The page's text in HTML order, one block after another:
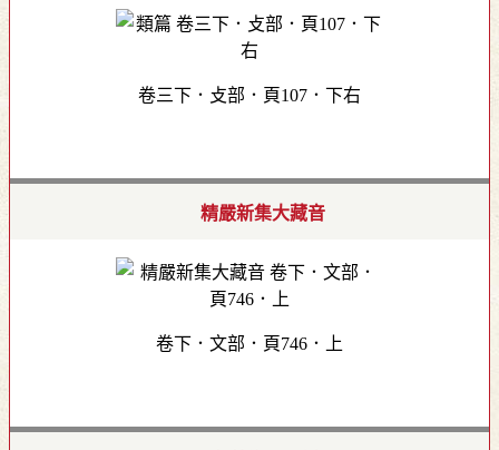
卷三下．攴部．頁107．下右
精嚴新集大藏音
卷下．文部．頁746．上